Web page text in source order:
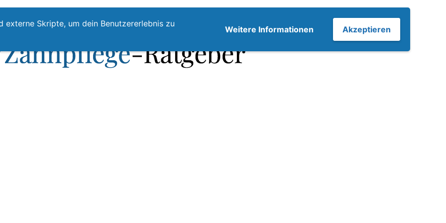
Skripte, um dein Benutzererlebnis zu
Weitere Informationen Akzeptieren